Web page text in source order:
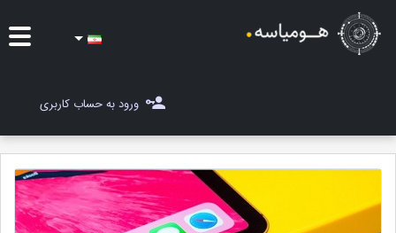
مسابقات
مجله هومیاسه
ورود به حساب کاربری